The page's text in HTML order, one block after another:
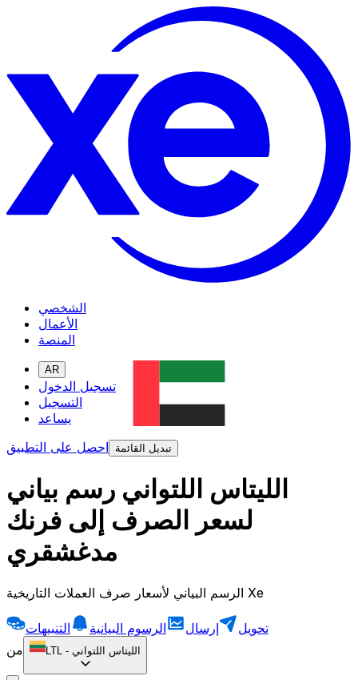
الشخصي
الأعمال
المنصة
AR
تسجيل الدخول
التسجيل
يساعد
احصل على التطبيق
تبديل القائمة
الليتاس اللتواني رسم بياني
لسعر الصرف إلى فرنك
مدغشقري
الرسم البياني لأسعار صرف العملات التاريخية Xe
تحويل إرسال الرسوم البيانية
التنبيهات
من
LTL - الليتاس اللتواني